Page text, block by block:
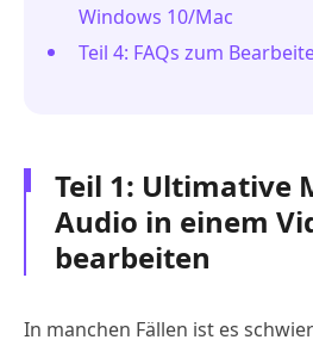
Windows 10/Mac
Teil 4: FAQs zum
Teil 1: Ultimative
Audio in einem
bearbeiten
In manchen Fällen ist es